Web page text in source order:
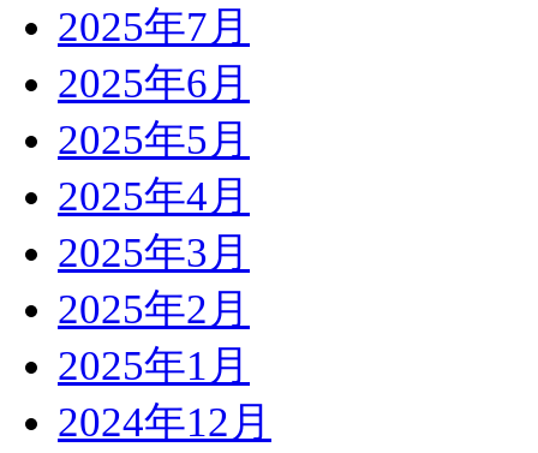
2025年7月
2025年6月
2025年5月
2025年4月
2025年3月
2025年2月
2025年1月
2024年12月